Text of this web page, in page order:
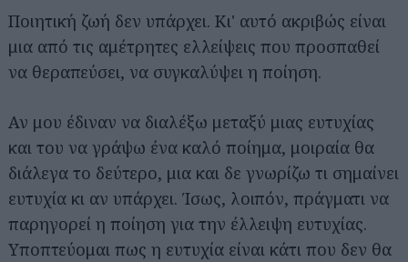
Ποιητική ζωή δεν υπάρχει. Κι' αυτό ακριβώς είναι
μια από τις αμέτρητες ελλείψεις που προσπαθεί
να θεραπεύσει, να συγκαλύψει η ποίηση.
Αν μου έδιναν να διαλέξω μεταξύ μιας ευτυχίας
και του να γράψω ένα καλό ποίημα, μοιραία θα
διάλεγα το δεύτερο, μια και δε γνωρίζω τι σημαίνει
ευτυχία κι αν υπάρχει. Ίσως, λοιπόν, πράγματι να
παρηγορεί η ποίηση για την έλλειψη ευτυχίας.
Υποπτεύομαι πως η ευτυχία είναι κάτι που δεν θα